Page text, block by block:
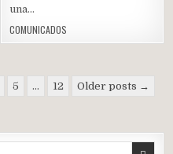
una…
COMUNICADOS
5 … 12 Older posts →